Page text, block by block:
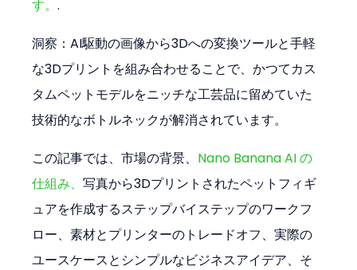
す。.
洞察：AI駆動の画像から3Dへの変換ツールと手軽
な3Dプリントを組み合わせることで、かつてカス
タムペットモデルをニッチな工芸品に留めていた
技術的なボトルネックが解消されています。
この記事では、市場の背景、 Nano Banana AI の
仕組み、写真から3Dプリントされたペットフィギ
ュアを作成するステップバイステップのワークフ
ロー、素材とプリンターのトレードオフ、実際の
ユースケースとシンプルなビジネスアイデア、そ